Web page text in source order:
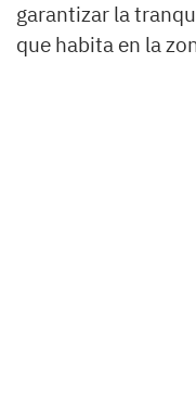
garantizar la
que habita en la